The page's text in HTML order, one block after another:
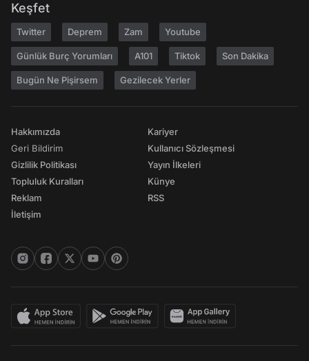
Keşfet
Twitter Deprem Zam Youtube
Günlük Burç Yorumları A101 Tiktok Son Dakika
Bugün Ne Pişirsem Gezilecek Yerler
Hakkımızda
Geri Bildirim
Gizlilik Politikası
Topluluk Kuralları
Reklam
İletişim
Kariyer
Kullanıcı Sözleşmesi
Yayın İlkeleri
Künye
RSS